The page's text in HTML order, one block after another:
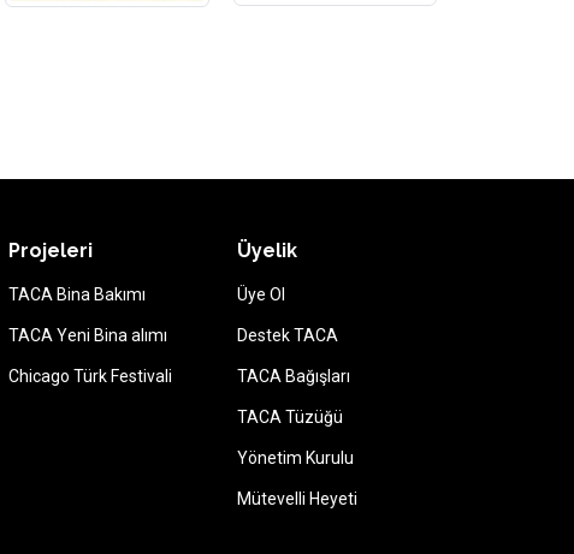
Projeleri
TACA Bina Bakımı
TACA Yeni Bina alımı
Chicago Türk Festivali
Üyelik
Üye Ol
Destek TACA
TACA Bağışları
TACA Tüzüğü
Yönetim Kurulu
Mütevelli Heyeti